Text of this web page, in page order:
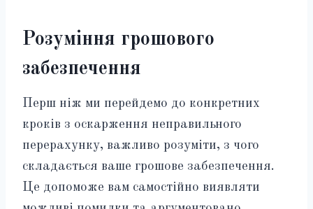
Розуміння грошового
забезпечення
Перш ніж ми перейдемо до конкретних
кроків з оскарження неправильного
перерахунку, важливо розуміти, з чого
складається ваше грошове забезпечення.
Це допоможе вам самостійно виявляти